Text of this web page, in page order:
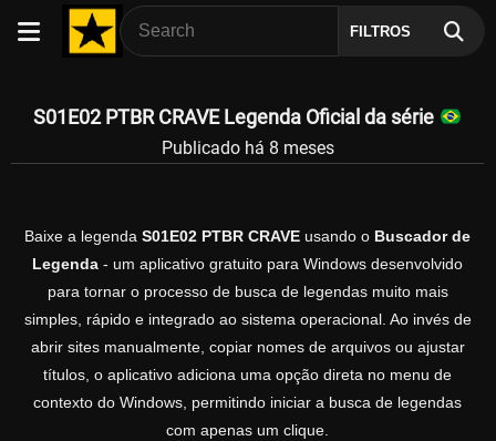
FILTROS
S01E02 PTBR CRAVE Legenda Oficial da série
Publicado há 8 meses
Baixe a legenda S01E02 PTBR CRAVE usando o Buscador de
Legenda - um aplicativo gratuito para Windows desenvolvido
para tornar o processo de busca de legendas muito mais
simples, rápido e integrado ao sistema operacional. Ao invés de
abrir sites manualmente, copiar nomes de arquivos ou ajustar
títulos, o aplicativo adiciona uma opção direta no menu de
contexto do Windows, permitindo iniciar a busca de legendas
com apenas um clique.